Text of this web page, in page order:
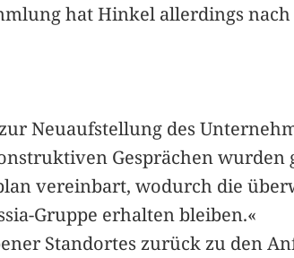
hat Hinkel allerdings nach
Neuaufstellung des
Gesprächen
vereinbart, wodurch die
Gruppe erhalten bleiben.«
Standortes zurück zu den